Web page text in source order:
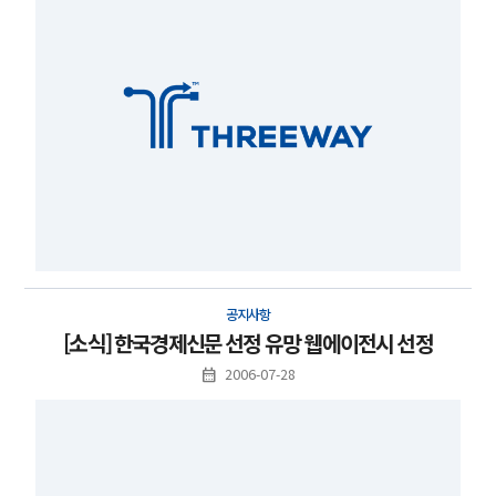
공지사항
[소식] 한국경제신문 선정 유망 웹에이전시 선정
2006-07-28